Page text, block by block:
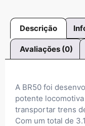
Descrição
Avaliações (0)
A BR50 foi
potente locomotiva
transportar trens
Com um total de